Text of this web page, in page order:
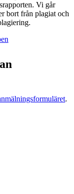
Vi går
bort från plagiat och
.